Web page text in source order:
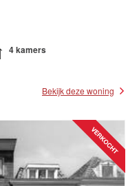
4 kamers
Bekijk deze woning